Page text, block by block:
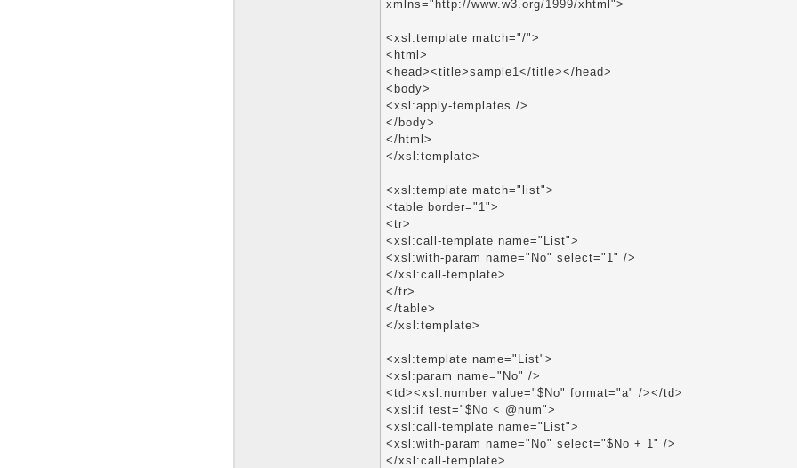
xmlns="http://www.w3.org/1999/xhtml">
<xsl:template match="/">
<html>
<head><title>sample1</title></head>
<body>
<xsl:apply-templates />
</body>
</html>
</xsl:template>
<xsl:template match="list">
<table border="1">
<tr>
<xsl:call-template name="List">
<xsl:with-param name="No" select="1" />
</xsl:call-template>
</tr>
</table>
</xsl:template>
<xsl:template name="List">
<xsl:param name="No" />
<td><xsl:number value="$No" format="a" /></td>
<xsl:if test="$No < @num">
<xsl:call-template name="List">
<xsl:with-param name="No" select="$No + 1" />
</xsl:call-template>